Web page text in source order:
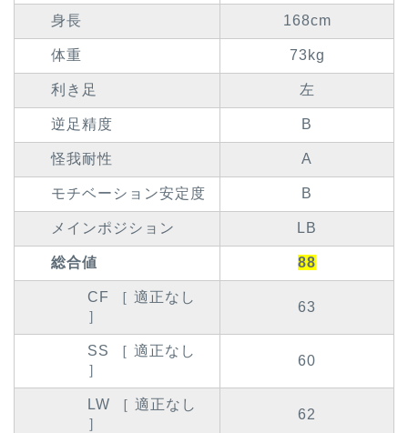
身長 168cm
体重 73kg
利き足 左
逆足精度 B
怪我耐性 A
モチベーション安定度 B
メインポジション LB
総合値 88
CF ［ 適正なし
］
63
SS ［ 適正なし
］
60
LW ［ 適正なし
］
62